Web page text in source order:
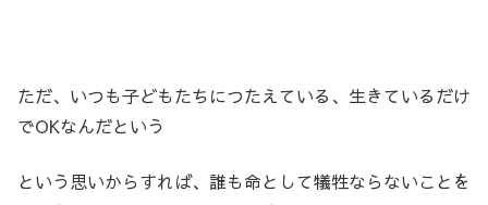
ただ、いつも子どもたちにつたえている、生きているだけ
でOKなんだという
という思いからすれば、誰も命として犠牲ならないことを